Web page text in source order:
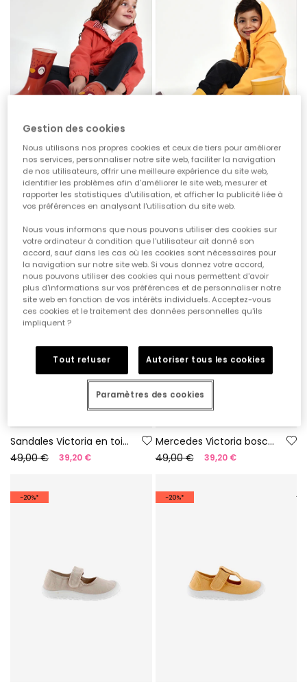
Botte orange imprimé hibou
39,95 €
Botte jaune imprimé renard
39,95 €
-20%*
Sandales Victoria en toile bleue
49,00 €
39,20 €
-20%*
Mercedes Victoria bosco barefoot en toile couleur fraise
49,00 €
39,20 €
-20%* -20%*
Gestion des cookies
Nous utilisons nos propres cookies et ceux de tiers pour améliorer
nos services, personnaliser notre site web, faciliter la navigation
de nos utilisateurs, offrir une meilleure expérience du site web,
identifier les problèmes afin d'améliorer le site web, mesurer et
rapporter les statistiques d'utilisation, et afficher la publicité liée à
vos préférences en analysant l'utilisation du site web.
Nous vous informons que nous pouvons utiliser des cookies sur
votre ordinateur à condition que l'utilisateur ait donné son
accord, sauf dans les cas où les cookies sont nécessaires pour
la navigation sur notre site web. Si vous donnez votre accord,
nous pouvons utiliser des cookies qui nous permettent d'avoir
plus d'informations sur vos préférences et de personnaliser notre
site web en fonction de vos intérêts individuels. Acceptez-vous
ces cookies et le traitement des données personnelles qu'ils
impliquent ?
Tout refuser Autoriser tous les cookies
Paramètres des cookies